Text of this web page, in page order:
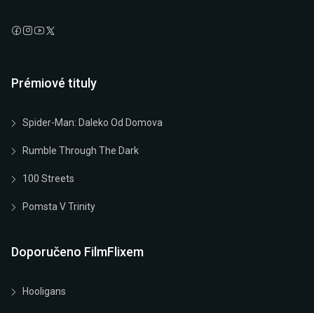
Prémiové tituly
Spider-Man: Daleko Od Domova
Rumble Through The Dark
100 Streets
Pomsta V Trinity
Doporučeno FilmFlixem
Hooligans